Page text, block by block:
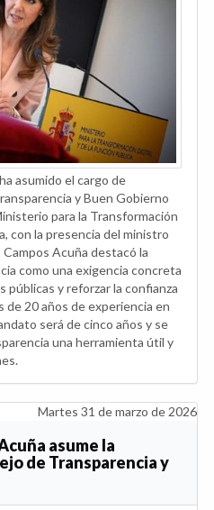
asumido el cargo de
y Buen Gobierno
para la Transformación
con la presencia del ministro
Acuña destacó la
como una exigencia concreta
públicas y reforzar la confianza
de 20 años de experiencia en
será de cinco años y se
una herramienta útil y
Martes 31 de marzo de 2026
asume la
de Transparencia y